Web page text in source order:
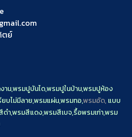
ตย์
าน,พรมปูบันได,พรมปูในบ้าน,พรมปูห้อง
บไม่มีลาย,พรมแผ่น,พรมทอ,พรมอัด,แบบ
ดำ,พรมสีแดง,พรมสีเบจ,รื้อพรมเก่า,พรม